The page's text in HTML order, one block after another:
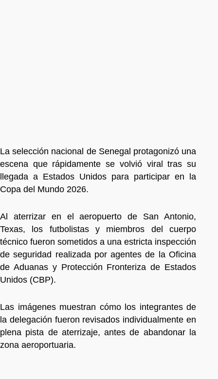
La selección nacional de Senegal protagonizó una
escena que rápidamente se volvió viral tras su
llegada a Estados Unidos para participar en la
Copa del Mundo 2026.
Al aterrizar en el aeropuerto de San Antonio,
Texas, los futbolistas y miembros del cuerpo
técnico fueron sometidos a una estricta inspección
de seguridad realizada por agentes de la Oficina
de Aduanas y Protección Fronteriza de Estados
Unidos (CBP).
Las imágenes muestran cómo los integrantes de
la delegación fueron revisados individualmente en
plena pista de aterrizaje, antes de abandonar la
zona aeroportuaria.